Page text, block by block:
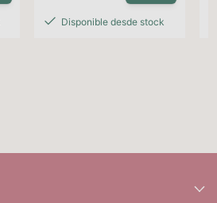
Disponible desde stock